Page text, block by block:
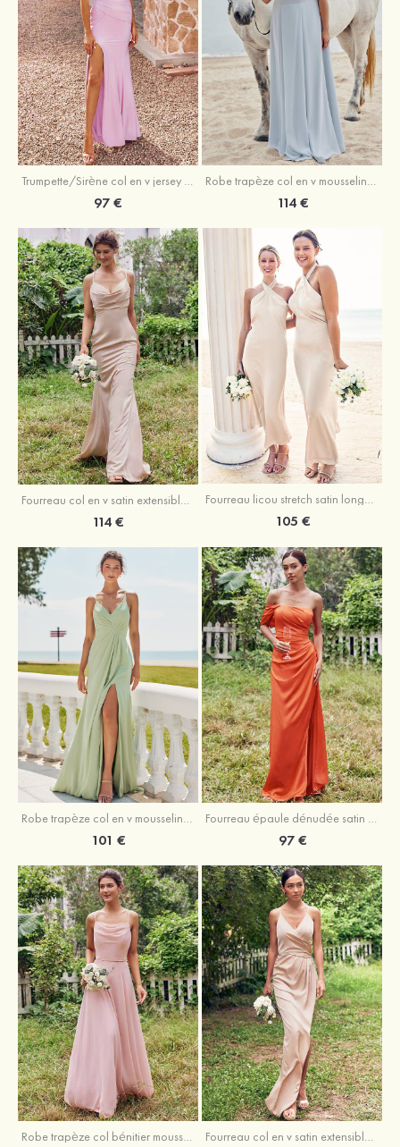
Trumpette/Sirène col en v jersey ras du sol robe de demoiselle d'honneur
97 €
Robe trapèze col en v mousseline ras du sol robe de demoiselle d'honneur
114 €
Fourreau col en v satin extensible ras du sol robe de demoiselle d'honneur
114 €
Fourreau licou stretch satin longueur cheville robe de demoiselle d'honneur
105 €
Robe trapèze col en v mousseline ras du sol robe de demoiselle d'honneur
101 €
Fourreau épaule dénudée satin extensible ras du sol robe de demoiselle d'honneur
97 €
Robe trapèze col bénitier mousseline ras du sol robe de demoiselle d'honneur Fourreau col en v satin extensible asymétrique robe de demoiselle d'honneur